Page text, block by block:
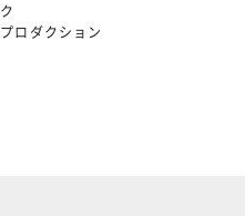
ロダクション